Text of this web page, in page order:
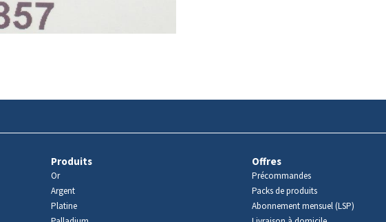
Produits
Or
Argent
Platine
Offres
Précommandes
Packs de produits
Abonnement mensuel (LSP)